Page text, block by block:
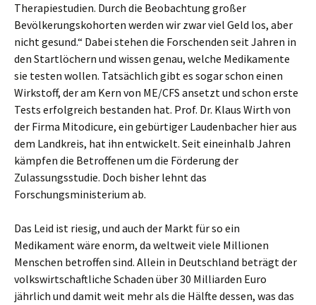
Therapiestudien. Durch die Beobachtung großer
Bevölkerungskohorten werden wir zwar viel Geld los, aber
nicht gesund.“ Dabei stehen die Forschenden seit Jahren in
den Startlöchern und wissen genau, welche Medikamente
sie testen wollen. Tatsächlich gibt es sogar schon einen
Wirkstoff, der am Kern von ME/CFS ansetzt und schon erste
Tests erfolgreich bestanden hat. Prof. Dr. Klaus Wirth von
der Firma Mitodicure, ein gebürtiger Laudenbacher hier aus
dem Landkreis, hat ihn entwickelt. Seit eineinhalb Jahren
kämpfen die Betroffenen um die Förderung der
Zulassungsstudie. Doch bisher lehnt das
Forschungsministerium ab.
Das Leid ist riesig, und auch der Markt für so ein
Medikament wäre enorm, da weltweit viele Millionen
Menschen betroffen sind. Allein in Deutschland beträgt der
volkswirtschaftliche Schaden über 30 Milliarden Euro
jährlich und damit weit mehr als die Hälfte dessen, was das